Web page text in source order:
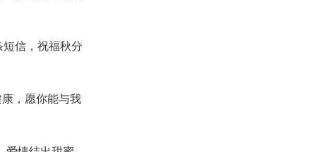
信，祝福秋分
，愿你能与我